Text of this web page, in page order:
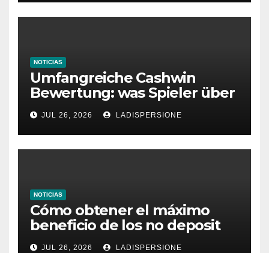
NOTICIAS
Umfangreiche Cashwin
Bewertung: was Spieler über
dieses Casino denken
JUL 26, 2026 LADISPERSIONE
NOTICIAS
Cómo obtener el máximo
beneficio de los no deposit
bonus codes de roby casino
JUL 26, 2026 LADISPERSIONE